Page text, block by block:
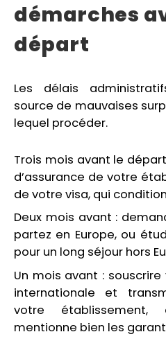
démarches
départ
Les délais
source de mauvaises
lequel procéder.
Trois mois avant le
d’assurance de votre
de votre visa, qui
Deux mois avant :
partez en Europe, ou
pour un long séjour hors
Un mois avant :
internationale et
votre établissement,
mentionne bien les